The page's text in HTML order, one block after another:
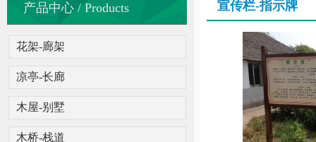
产品中心 / Products
花架-廊架
凉亭-长廊
木屋-别墅
木桥-栈道
宣传栏-指示牌